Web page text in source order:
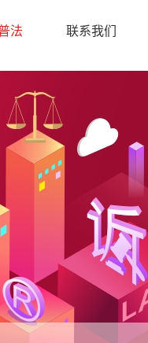
法 联系我们